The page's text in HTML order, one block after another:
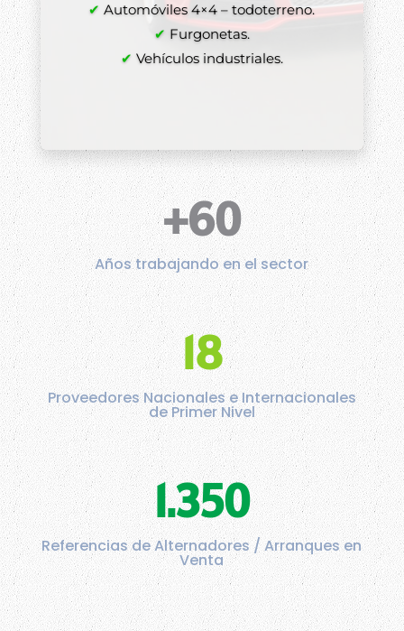
✔ Automóviles 4×4 – todoterreno.
✔ Furgonetas.
✔ Vehículos industriales.
+60
Años trabajando en el sector
18
Proveedores Nacionales e Internacionales
de Primer Nivel
1.350
Referencias de Alternadores / Arranques en
Venta